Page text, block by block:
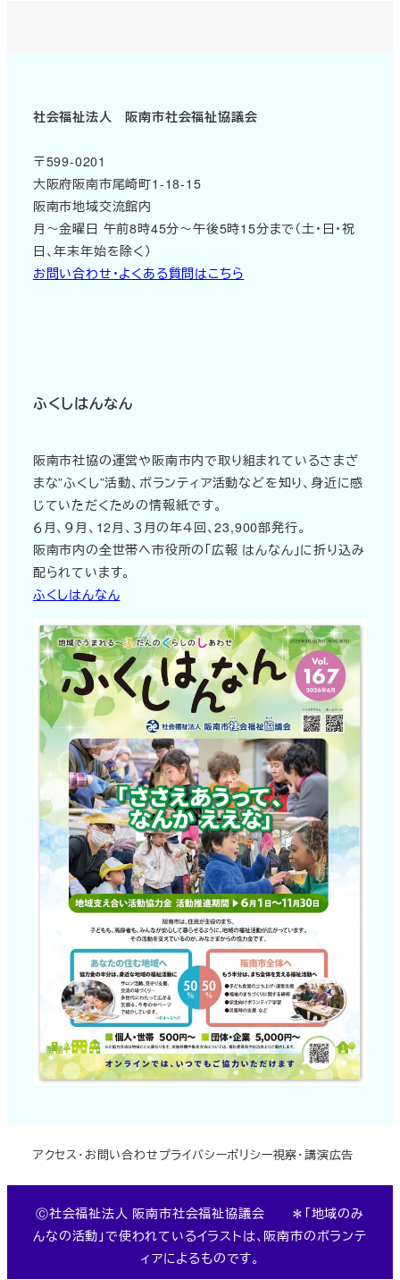
社会福祉法人 阪南市社会福祉協議会
〒599-0201
大阪府阪南市尾崎町1-18-15
阪南市地域交流館内
月～金曜日 午前8時45分～午後5時15分まで（土・日・祝
日、年末年始を除く）
お問い合わせ・よくある質問はこちら
ふくしはんなん
阪南市社協の運営や阪南市内で取り組まれているさまざ
まな”ふくし”活動、ボランティア活動などを知り、身近に感
じていただくための情報紙です。
６月、９月、12月、３月の年４回、23,900部発行。
阪南市内の全世帯へ市役所の「広報 はんなん」に折り込み
配られています。
ふくしはんなん
アクセス・お問い合わせプライバシーポリシー視察・講演広告
Ⓒ社会福祉法人 阪南市社会福祉協議会 ＊「地域のみ
んなの活動」で使われているイラストは、阪南市のボランテ
ィアによるものです。